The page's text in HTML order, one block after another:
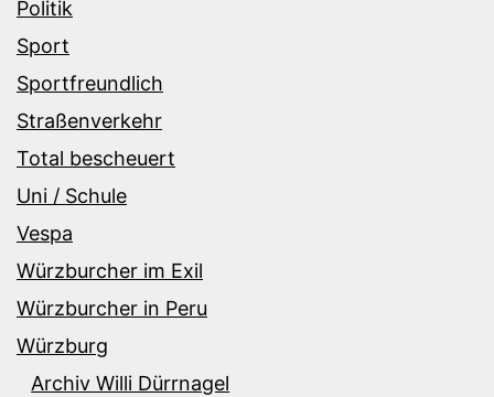
Politik
Sport
Sportfreundlich
Straßenverkehr
Total bescheuert
Uni / Schule
Vespa
Würzburcher im Exil
Würzburcher in Peru
Würzburg
Archiv Willi Dürrnagel